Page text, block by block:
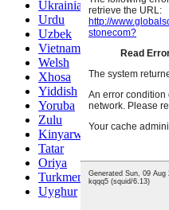
Ukrainian
Urdu
Uzbek
Vietnamese
Welsh
Xhosa
Yiddish
Yoruba
Zulu
Kinyarwanda
Tatar
Oriya
Turkmen
Uyghur